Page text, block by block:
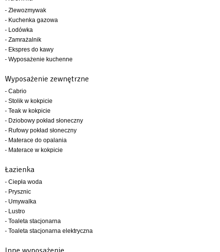
- Zlewozmywak
- Kuchenka gazowa
- Lodówka
- Zamrażalnik
- Ekspres do kawy
- Wyposażenie kuchenne
Wyposażenie zewnętrzne
- Cabrio
- Stolik w kokpicie
- Teak w kokpicie
- Dziobowy pokład słoneczny
- Rufowy pokład słoneczny
- Materace do opalania
- Materace w kokpicie
Łazienka
- Ciepła woda
- Prysznic
- Umywalka
- Lustro
- Toaleta stacjonarna
- Toaleta stacjonarna elektryczna